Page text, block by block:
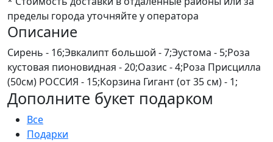
пределы города уточняйте у оператора
Описание
Сирень - 16;Эвкалипт большой - 7;Эустома - 5;Роза
кустовая пионовидная - 20;Оазис - 4;Роза Присцилла
(50см) РОССИЯ - 15;Корзина Гигант (от 35 см) - 1;
Дополните букет подарком
Все
Подарки